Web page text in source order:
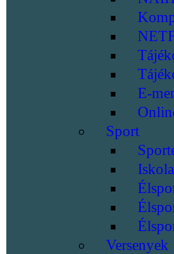
E-
Sport
Versenyek